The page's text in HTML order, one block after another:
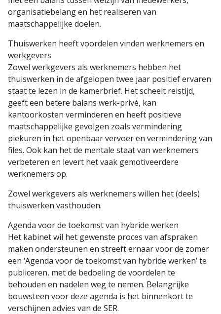
organisatiebelang en het realiseren van
maatschappelijke doelen.
Thuiswerken heeft voordelen vinden werknemers en
werkgevers
Zowel werkgevers als werknemers hebben het
thuiswerken in de afgelopen twee jaar positief ervaren
staat te lezen in de kamerbrief. Het scheelt reistijd,
geeft een betere balans werk-privé, kan
kantoorkosten verminderen en heeft positieve
maatschappelijke gevolgen zoals vermindering
piekuren in het openbaar vervoer en vermindering van
files. Ook kan het de mentale staat van werknemers
verbeteren en levert het vaak gemotiveerdere
werknemers op.
Zowel werkgevers als werknemers willen het (deels)
thuiswerken vasthouden.
Agenda voor de toekomst van hybride werken
Het kabinet wil het gewenste proces van afspraken
maken ondersteunen en streeft ernaar voor de zomer
een ‘Agenda voor de toekomst van hybride werken’ te
publiceren, met de bedoeling de voordelen te
behouden en nadelen weg te nemen. Belangrijke
bouwsteen voor deze agenda is het binnenkort te
verschijnen advies van de SER.